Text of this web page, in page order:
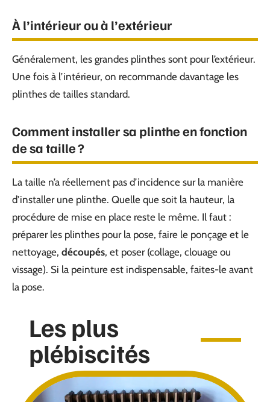
À l’intérieur ou à l’extérieur
Généralement, les grandes plinthes sont pour l’extérieur.
Une fois à l’intérieur, on recommande davantage les
plinthes de tailles standard.
Comment installer sa plinthe en fonction
de sa taille ?
La taille n’a réellement pas d’incidence sur la manière
d’installer une plinthe. Quelle que soit la hauteur, la
procédure de mise en place reste le même. Il faut :
préparer les plinthes pour la pose, faire le ponçage et le
nettoyage, découpés, et poser (collage, clouage ou
vissage). Si la peinture est indispensable, faites-le avant
la pose.
Les plus
plébiscités